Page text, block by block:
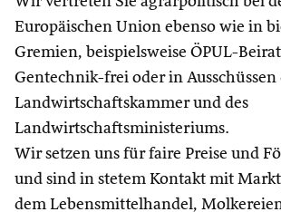
Europäischen Union ebenso wie in
Gremien, beispielsweise ÖPUL-
Gentechnik-frei oder in Ausschüssen
Landwirtschaftskammer und des
Landwirtschaftsministeriums.
Wir setzen uns für faire Preise und
und sind in stetem Kontakt mit
dem Lebensmittelhandel,